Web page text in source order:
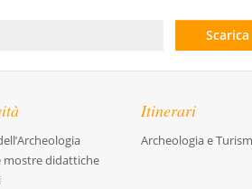
Scarica
mostre didattiche
Itinerari
Archeologia e